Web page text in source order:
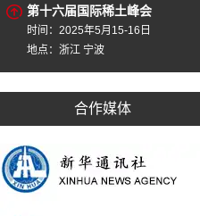
第十六届国际稀土峰会
时间：2025年5月15-16日
地点：浙江 宁波
合作媒体